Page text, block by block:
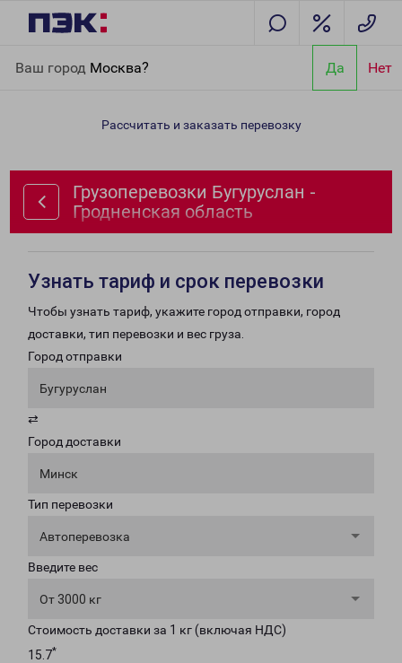
Ваш город Москва? Да Нет
Гродненская область
Рассчитать и заказать перевозку
Грузоперевозки Бугуруслан -
Гродненская область
Узнать тариф и срок перевозки
Чтобы узнать тариф, укажите город отправки, город
доставки, тип перевозки и вес груза.
Город отправки
Бугуруслан
⇄
Город доставки
Минск
Тип перевозки
Автоперевозка
Введите вес
От 3000 кг
Стоимость доставки за 1 кг (включая НДС)
15.7*